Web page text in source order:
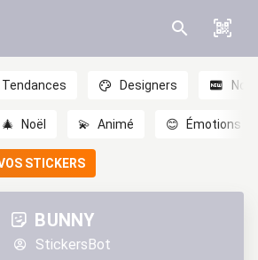
Tendances Designers
🎄 Noël 💫 Animé 😊 Émotions
STICKERS
BUNNY
StickersBot